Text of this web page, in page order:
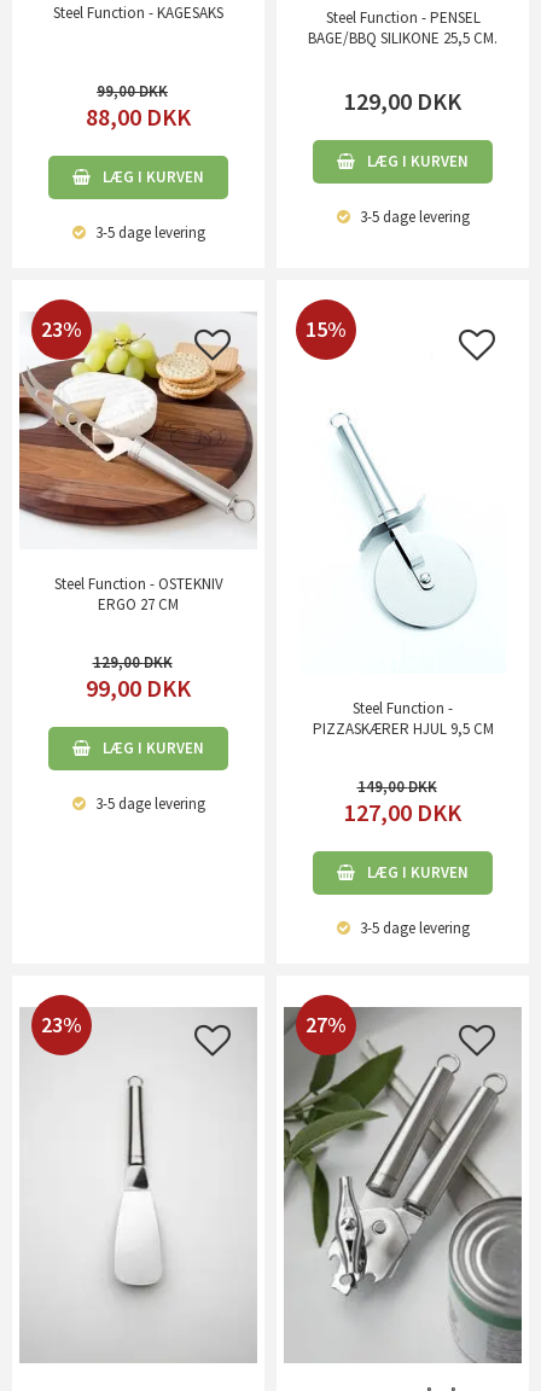
Steel Function - KAGESAKS
99,00
88,00 DKK
LÆG I KURVEN
3-5 dagelevering
Steel Function - PENSEL
BAGE/BBQ SILIKONE 25,5 CM.
129,00 DKK
LÆG I KURVEN
3-5 dagelevering
23%
Steel Function - OSTEKNIV
ERGO 27 CM
129,00
99,00 DKK
LÆG I KURVEN
3-5 dagelevering
15%
Steel Function -
PIZZASKÆRER HJUL 9,5 CM
149,00
127,00 DKK
LÆG I KURVEN
3-5 dagelevering
23% 27%